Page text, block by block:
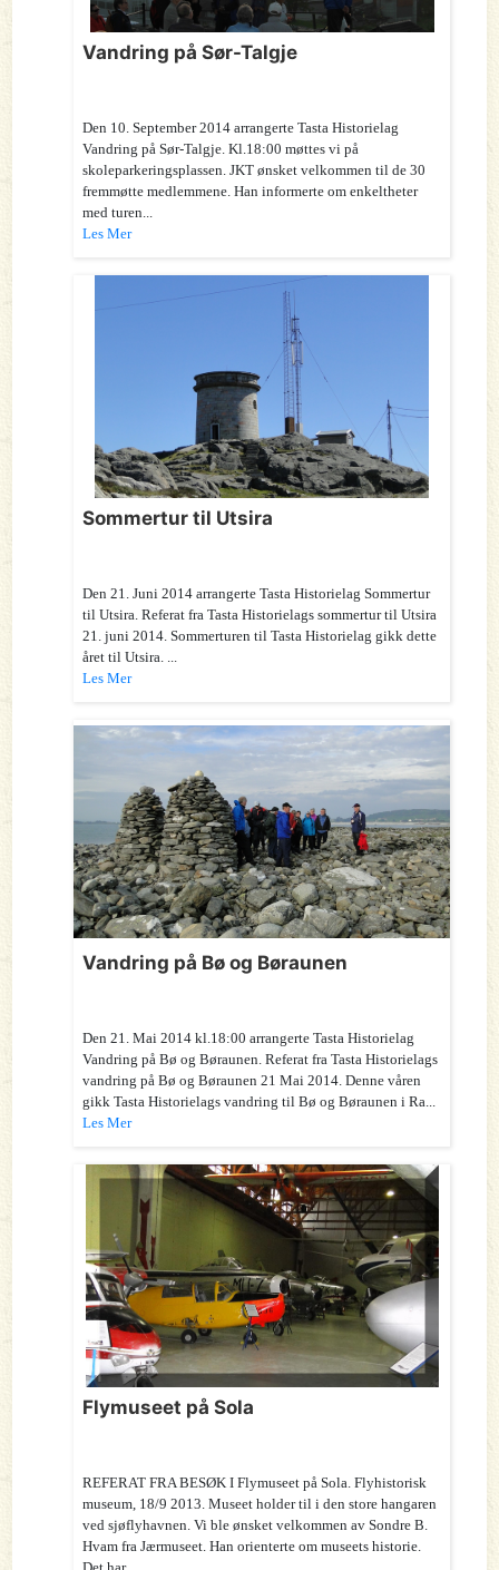
Vandring på Sør-Talgje
Den 10. September 2014 arrangerte Tasta Historielag
Vandring på Sør-Talgje. Kl.18:00 møttes vi på
skoleparkeringsplassen. JKT ønsket velkommen til de 30
fremmøtte medlemmene. Han informerte om enkeltheter
med turen...
Les Mer
Sommertur til Utsira
Den 21. Juni 2014 arrangerte Tasta Historielag Sommertur
til Utsira. Referat fra Tasta Historielags sommertur til Utsira
21. juni 2014. Sommerturen til Tasta Historielag gikk dette
året til Utsira. ...
Les Mer
Vandring på Bø og Børaunen
Den 21. Mai 2014 kl.18:00 arrangerte Tasta Historielag
Vandring på Bø og Børaunen. Referat fra Tasta Historielags
vandring på Bø og Børaunen 21 Mai 2014. Denne våren
gikk Tasta Historielags vandring til Bø og Børaunen i Ra...
Les Mer
Flymuseet på Sola
REFERAT FRA BESØK I Flymuseet på Sola. Flyhistorisk
museum, 18/9 2013. Museet holder til i den store hangaren
ved sjøflyhavnen. Vi ble ønsket velkommen av Sondre B.
Hvam fra Jærmuseet. Han orienterte om museets historie.